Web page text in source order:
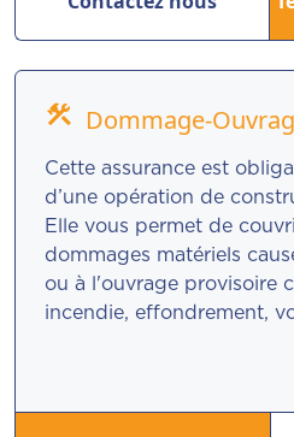
construction Dommage-
Cette assurance est
d’une opération de
Elle vous permet de
dommages matériels
ou à l'ouvrage provisoire
incendie, effondrement,